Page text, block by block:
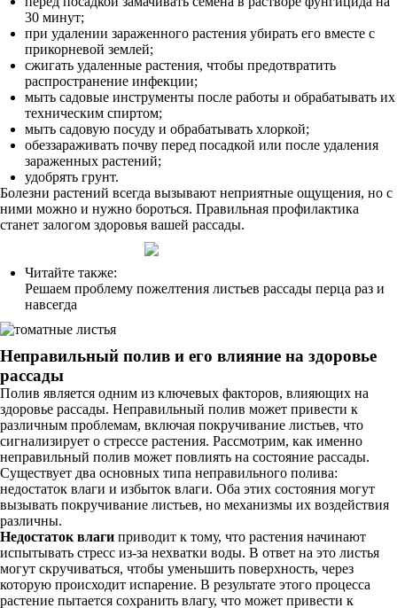
30 минут;
при удалении зараженного растения убирать его вместе с
прикорневой землей;
сжигать удаленные растения, чтобы предотвратить
распространение инфекции;
мыть садовые инструменты после работы и обрабатывать их
техническим спиртом;
мыть садовую посуду и обрабатывать хлоркой;
обеззараживать почву перед посадкой или после удаления
зараженных растений;
удобрять грунт.
Болезни растений всегда вызывают неприятные ощущения, но с
ними можно и нужно бороться. Правильная профилактика
станет залогом здоровья вашей рассады.
Читайте также:
Решаем проблему пожелтения листьев рассады перца раз и
навсегда
Неправильный полив и его влияние на здоровье
рассады
Полив является одним из ключевых факторов, влияющих на
здоровье рассады. Неправильный полив может привести к
различным проблемам, включая покручивание листьев, что
сигнализирует о стрессе растения. Рассмотрим, как именно
неправильный полив может повлиять на состояние рассады.
Существует два основных типа неправильного полива:
недостаток влаги и избыток влаги. Оба этих состояния могут
вызывать покручивание листьев, но механизмы их воздействия
различны.
Недостаток влаги приводит к тому, что растения начинают
испытывать стресс из-за нехватки воды. В ответ на это листья
могут скручиваться, чтобы уменьшить поверхность, через
которую происходит испарение. В результате этого процесса
растение пытается сохранить влагу, что может привести к